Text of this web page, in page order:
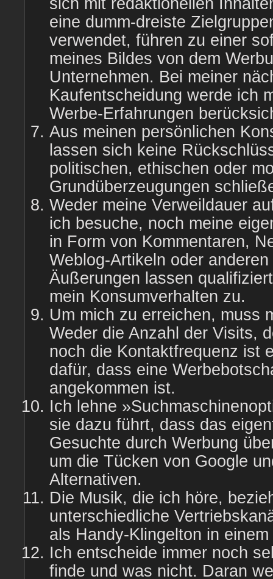
sich mit redaktionellen
eine dumm-dreiste
verwendet, führen zu einer
meines Bildes von dem
Unternehmen. Bei meiner
Kaufentscheidung werde ich
Werbe-Erfahrungen
Aus meinen persönlichen
lassen sich keine
politischen, ethischen oder
Grundüberzeugungen
Weder meine Verweildauer
ich besuche, noch meine
in Form von Kommentaren,
Weblog-Artikeln oder
Äußerungen lassen
mein Konsumverhalten zu.
Um mich zu erreichen, muss
Weder die Anzahl der Visits,
noch die Kontaktfrequenz ist
dafür, dass eine
angekommen ist.
Ich lehne
sie dazu führt, dass das
Gesuchte durch Werbung
um die Tücken von Google
Alternativen.
Die Musik, die ich höre,
unterschiedliche
als Handy-Klingelton in
Ich entscheide immer noch
finde und was nicht. Daran